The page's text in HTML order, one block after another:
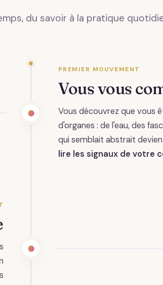
du savoir à la pratique
PREMIER MOUVEMENT
Vous vous
Vous découvrez que vous
d'organes : de l'eau, des
qui semblait abstrait
lire les signaux de votre